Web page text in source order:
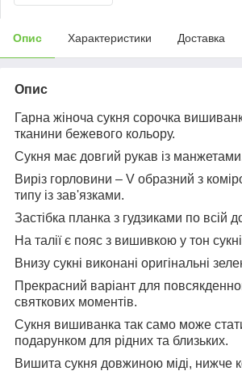
Опис Характеристики Доставка
Опис
Гарна жіноча сукня сорочка
тканини бежевого кольору.
Сукня має довгий рукав із
Виріз горловини – V образний з
типу із зав'язками.
Застібка планка з гудзиками по всій
На талії є пояс з вишивкою у тон
Внизу сукні виконані оригінальні
Прекрасний варіант для
святкових моментів.
Сукня вишиванка так само може
подарунком для рідних та близьких.
Вишита сукня довжиною міді, нижче